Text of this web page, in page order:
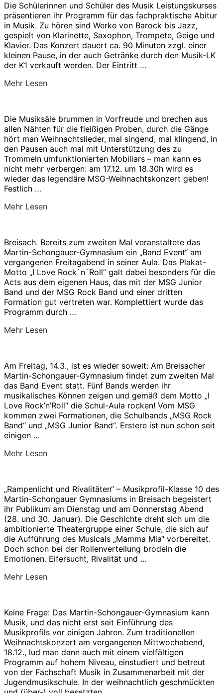
go
Classic“
Die Schülerinnen und Schüler des Musik Leistungskurses
präsentieren ihr Programm für das fachpraktische Abitur
in Musik. Zu hören sind Werke von Barock bis Jazz,
gespielt von Klarinette, Saxophon, Trompete, Geige und
Klavier. Das Konzert dauert ca. 90 Minuten zzgl. einer
kleinen Pause, in der auch Getränke durch den Musik-LK
der K1 verkauft werden. Der Eintritt …
Mehr über
Leistungskurs
Musik
–
27.01.2026“
Lesen
Die Musiksäle brummen in Vorfreude und brechen aus
allen Nähten für die fleißigen Proben, durch die Gänge
hört man Weihnachtslieder, mal singend, mal klingend, in
den Pausen auch mal mit Unterstützung des zu
Trommeln umfunktionierten Mobiliars – man kann es
nicht mehr verbergen: am 17.12. um 18.30h wird es
wieder das legendäre MSG-Weihnachtskonzert geben!
Festlich …
Mehr über
Lesen
Breisach. Bereits zum zweiten Mal veranstaltete das
Martin-Schongauer-Gymnasium ein „Band Event“ am
vergangenen Freitagabend in seiner Aula. Das Plakat-
Motto „I Love Rock`n`Roll“ galt dabei besonders für die
Acts aus dem eigenen Haus, das mit der MSG Junior
Band und der MSG Rock Band und einer dritten
Formation gut vertreten war. Komplettiert wurde das
Programm durch …
Mehr über
2025
–
Fünf
Jugend-
Bands
begeistern
mit
Vielfalt“
Lesen
Am Freitag, 14.3., ist es wieder soweit: Am Breisacher
Martin-Schongauer-Gymnasium findet zum zweiten Mal
das Band Event statt. Fünf Bands werden ihr
musikalisches Können zeigen und gemäß dem Motto „I
Love Rock’n’Roll“ die Schul-Aula rocken! Vom MSG
kommen zwei Formationen, die Schulbands „MSG Rock
Band“ und „MSG Junior Band“. Erstere ist nun schon seit
einigen …
Mehr über
2025“
Lesen
„Rampenlicht und Rivalitäten“ – Musikprofil-Klasse 10 des
Martin-Schongauer Gymnasiums in Breisach begeistert
ihr Publikum am Dienstag und am Donnerstag Abend
(28. und 30. Januar). Die Geschichte dreht sich um die
ambitionierte Theatergruppe einer Schule, die sich auf
die Aufführung des Musicals „Mamma Mia“ vorbereitet.
Doch schon bei der Rollenverteilung brodeln die
Emotionen. Eifersucht, Rivalität und …
Mehr über
Ein
Musical
voller
Dramatik
von
der
Musikprofilklasse
10!“
Lesen
Keine Frage: Das Martin-Schongauer-Gymnasium kann
Musik, und das nicht erst seit Einführung des
Musikprofils vor einigen Jahren. Zum traditionellen
Weihnachtskonzert am vergangenen Mittwochabend,
18.12., lud man dann auch mit einem vielfältigen
Programm auf hohem Niveau, einstudiert und betreut
von der Fachschaft Musik in Zusammenarbeit mit der
Jugendmusikschule. In der weihnachtlich geschmückten